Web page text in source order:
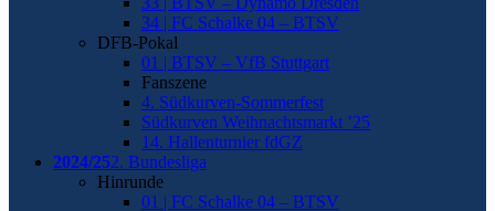
34 | FC Schalke 04 – BTSV
DFB-Pokal
01 | BTSV – VfB Stuttgart
Fanszene
4. Südkurven-Sommerfest
Südkurven Weihnachtsmarkt ’25
14. Hallenturnier fdGZ
2024/252. Bundesliga
Hinrunde
01 | FC Schalke 04 – BTSV